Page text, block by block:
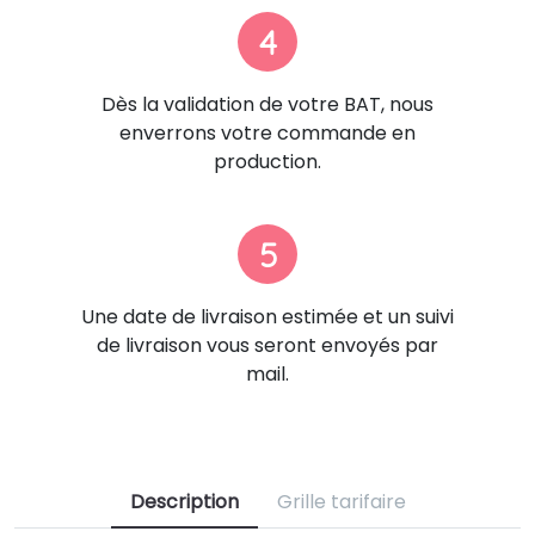
4
Dès la validation de votre BAT, nous
enverrons votre commande en
production.
5
Une date de livraison estimée et un suivi
de livraison vous seront envoyés par
mail.
Description Grille tarifaire